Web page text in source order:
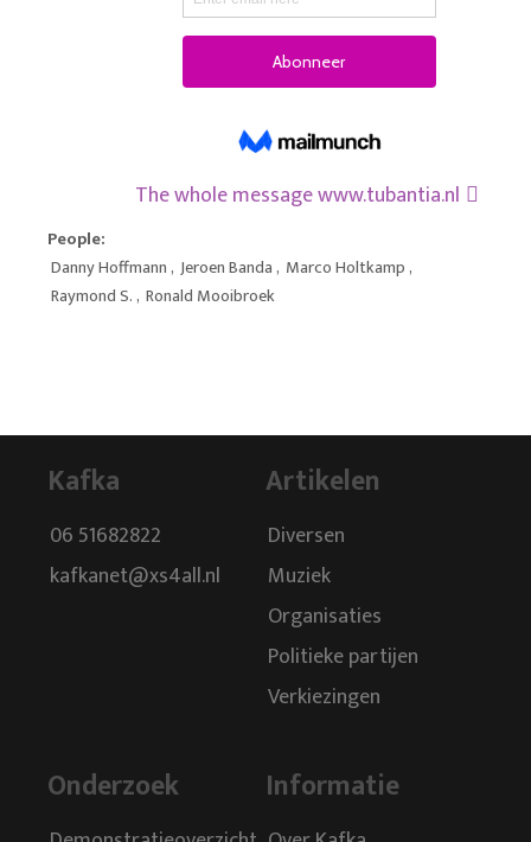
The whole messagewww.tubantia.nl
People:
Danny Hoffmann, Jeroen Banda, Marco Holtkamp,
Raymond S., Ronald Mooibroek
Kafka
06 51682822
kafkanet@xs4all.nl
Artikelen
Diversen
Muziek
Organisaties
Politieke partijen
Verkiezingen
Onderzoek Informatie